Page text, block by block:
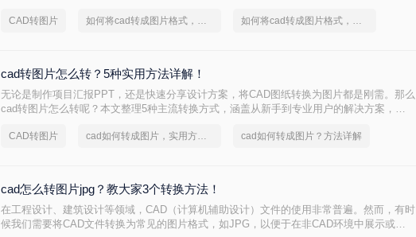
片格式的方法。
CAD转图片 如何将cad转成图片格式，分享一种简单的方法 如何将cad转成图片格式，实用的方法来了
cad转图片怎么转？5种实用方法详解！
无论是制作项目汇报PPT，还是快速分享设计方案，将CAD图纸转换为图片都是刚需。那么
cad转图片怎么转呢？本文整理5种主流转换方式，涵盖从新手到专业用户的解决方案，附
CAD转图片 cad如何转成图片，实用方法不要错过 cad如何转成图片？方法详解
cad怎么转图片jpg？教大家3个转换方法！
在工程设计、建筑设计等领域，CAD（计算机辅助设计）文件的使用非常普遍。然而，有时
候我们需要将CAD文件转换为常见的图片格式，如JPG，以便于在非CAD环境中展示或分